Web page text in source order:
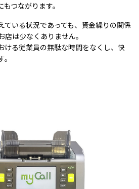
つながります。
ている状況であっても、資金繰りの関係
は少なくありません。
ける従業員の無駄な時間をなくし、快